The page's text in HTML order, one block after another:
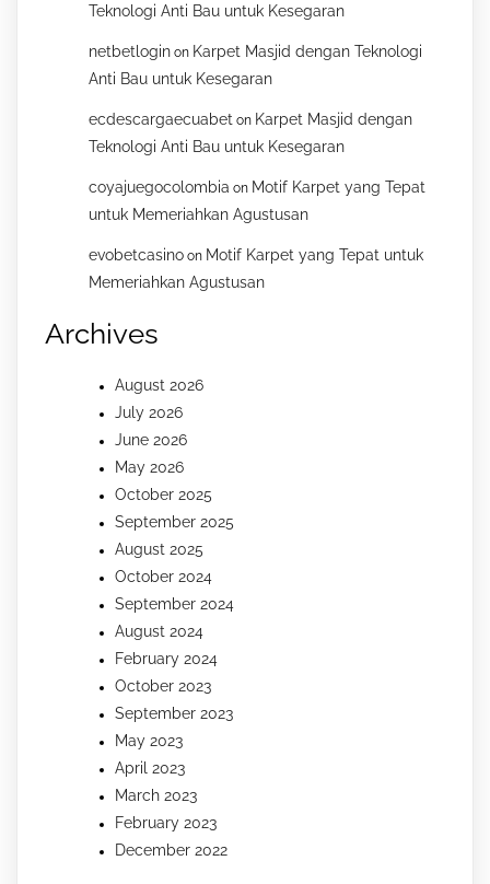
Teknologi Anti Bau untuk Kesegaran
netbetlogin on Karpet Masjid dengan Teknologi
Anti Bau untuk Kesegaran
ecdescargaecuabet on Karpet Masjid dengan
Teknologi Anti Bau untuk Kesegaran
coyajuegocolombia on Motif Karpet yang Tepat
untuk Memeriahkan Agustusan
evobetcasino on Motif Karpet yang Tepat untuk
Memeriahkan Agustusan
Archives
August 2026
July 2026
June 2026
May 2026
October 2025
September 2025
August 2025
October 2024
September 2024
August 2024
February 2024
October 2023
September 2023
May 2023
April 2023
March 2023
February 2023
December 2022